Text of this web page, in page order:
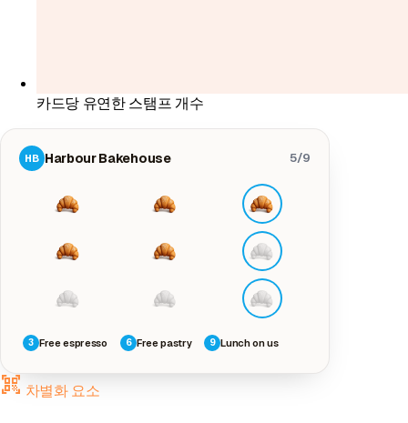
카드당 유연한 스탬프 개수
HB Harbour Bakehouse 5/9
3 Free espresso 6 Free pastry 9 Lunch on us
qr_code_scanner 차별화 요소